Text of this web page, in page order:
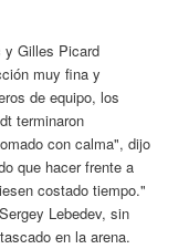
y Gilles Picard
muy fina y
de equipo, los
terminaron
con calma", dijo
que hacer frente a
costado tiempo."
Lebedev, sin
en la arena.